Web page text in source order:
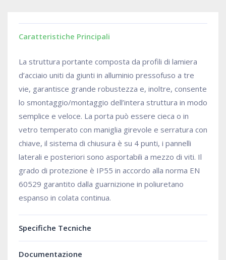
Caratteristiche Principali
La struttura portante composta da profili di lamiera
d’acciaio uniti da giunti in alluminio pressofuso a tre
vie, garantisce grande robustezza e, inoltre, consente
lo smontaggio/montaggio dell’intera struttura in modo
semplice e veloce. La porta può essere cieca o in
vetro temperato con maniglia girevole e serratura con
chiave, il sistema di chiusura è su 4 punti, i pannelli
laterali e posteriori sono asportabili a mezzo di viti. Il
grado di protezione è IP55 in accordo alla norma EN
60529 garantito dalla guarnizione in poliuretano
espanso in colata continua.
Specifiche Tecniche
Documentazione